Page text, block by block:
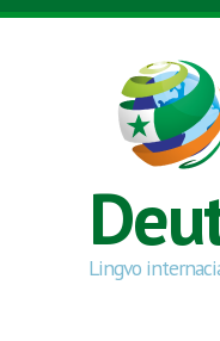
Direkt zum Inhalt
Lingvo